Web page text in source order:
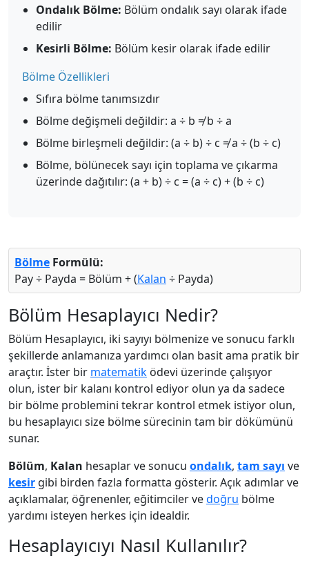
Ondalık Bölme: Bölüm ondalık sayı olarak ifade
edilir
Kesirli Bölme: Bölüm kesir olarak ifade edilir
Bölme Özellikleri
Sıfıra bölme tanımsızdır
Bölme değişmeli değildir: a ÷ b ≠ b ÷ a
Bölme birleşmeli değildir: (a ÷ b) ÷ c ≠ a ÷ (b ÷ c)
Bölme, bölünecek sayı için toplama ve çıkarma
üzerinde dağıtılır: (a + b) ÷ c = (a ÷ c) + (b ÷ c)
Bölme Formülü:
Pay ÷ Payda = Bölüm + (Kalan ÷ Payda)
Bölüm Hesaplayıcı Nedir?
Bölüm Hesaplayıcı, iki sayıyı bölmenize ve sonucu farklı
şekillerde anlamanıza yardımcı olan basit ama pratik bir
araçtır. İster bir matematik ödevi üzerinde çalışıyor
olun, ister bir kalanı kontrol ediyor olun ya da sadece
bir bölme problemini tekrar kontrol etmek istiyor olun,
bu hesaplayıcı size bölme sürecinin tam bir dökümünü
sunar.
Bölüm, Kalan hesaplar ve sonucu ondalık, tam sayı ve
kesir gibi birden fazla formatta gösterir. Açık adımlar ve
açıklamalar, öğrenenler, eğitimciler vedoğru bölme
yardımı isteyen herkes için idealdir.
Hesaplayıcıyı Nasıl Kullanılır?